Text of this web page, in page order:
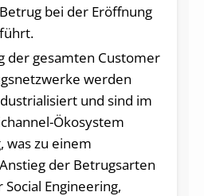
bei der Eröffnung
der gesamten Customer
werden
und sind im
Ökosystem
was zu einem
der Betrugsarten
Engineering,